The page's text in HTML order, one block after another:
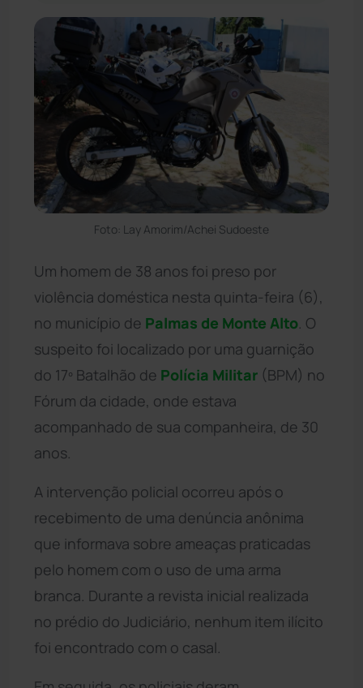
Foto: Lay Amorim/Achei Sudoeste
Um homem de 38 anos foi preso por
violência doméstica nesta quinta-feira (6),
no município de Palmas de Monte Alto. O
suspeito foi localizado por uma guarnição
do 17º Batalhão de Polícia Militar (BPM) no
Fórum da cidade, onde estava
acompanhado de sua companheira, de 30
anos.
A intervenção policial ocorreu após o
recebimento de uma denúncia anônima
que informava sobre ameaças praticadas
pelo homem com o uso de uma arma
branca. Durante a revista inicial realizada
no prédio do Judiciário, nenhum item ilícito
foi encontrado com o casal.